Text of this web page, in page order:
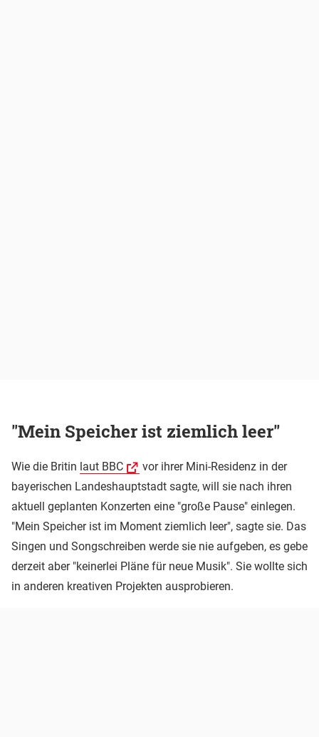
"Mein Speicher ist ziemlich leer"
Wie die Britin laut BBC
vor ihrer Mini-Residenz in der
bayerischen Landeshauptstadt sagte, will sie nach ihren
aktuell geplanten Konzerten eine "große Pause" einlegen.
"Mein Speicher ist im Moment ziemlich leer", sagte sie. Das
Singen und Songschreiben werde sie nie aufgeben, es gebe
derzeit aber "keinerlei Pläne für neue Musik". Sie wollte sich
in anderen kreativen Projekten ausprobieren.